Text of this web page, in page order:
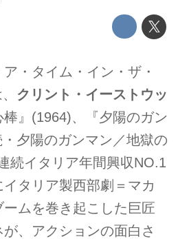
ア・タイム・イン・ザ・
クリント・イーストウッ
』(1964)、『夕陽のガン
夕陽のガンマン／地獄の
続イタリア年間興収NO.1
タリア製西部劇＝マカ
ムを巻き起こした巨匠
、アクションの面白さ